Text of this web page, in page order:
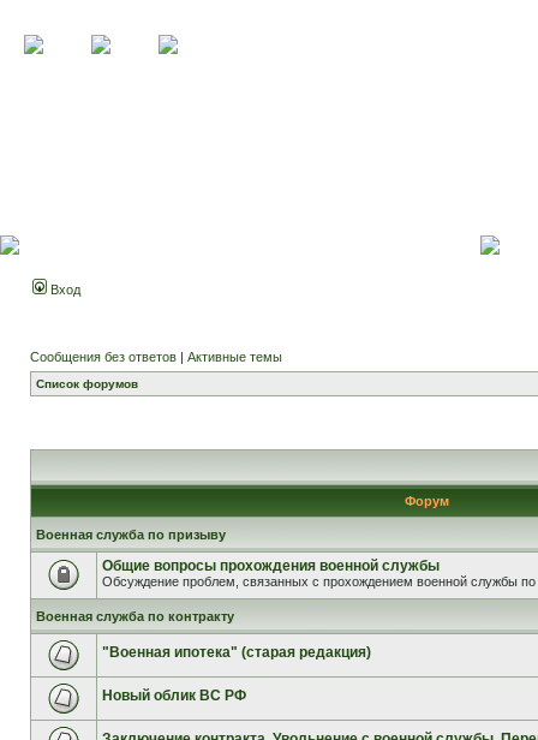
Вход
Сообщения без ответов | Активные темы
Список форумов
Форум
Военная служба по призыву
Общие вопросы прохождения военной службы
Обсуждение проблем, связанных с прохождением военной службы по
Военная служба по контракту
"Военная ипотека" (старая редакция)
Новый облик ВС РФ